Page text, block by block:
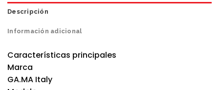
Descripción
Información adicional
Características principales
Marca
GA.MA Italy